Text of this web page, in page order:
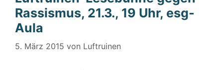
Rassismus, 21.3., 19 Uhr, esg-
Aula
5. März 2015 von Luftruinen